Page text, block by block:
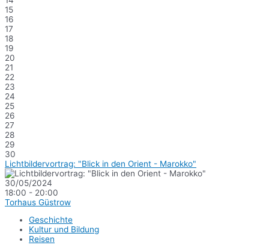
15
16
17
18
19
20
21
22
23
24
25
26
27
28
29
30
Lichtbildervortrag: "Blick in den Orient - Marokko"
30/05/2024
18:00 - 20:00
Torhaus Güstrow
Geschichte
Kultur und Bildung
Reisen